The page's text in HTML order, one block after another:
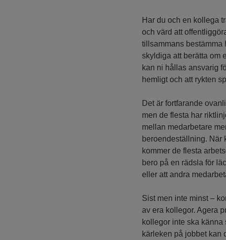
Har du och en kollega
och värd att
tillsammans bestämma
skyldiga att berätta om
kan ni hållas ansvarig
hemligt och att rykten
Det är fortfarande
men de flesta har
mellan medarbetare
beroendeställning. När
kommer de flesta
bero på en rädsla för
eller att andra
Sist men inte minst –
av era kollegor. Agera
kollegor inte ska känna
kärleken på jobbet kan